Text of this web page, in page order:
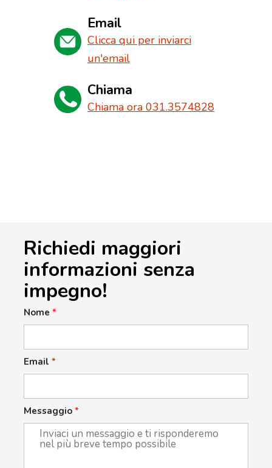
Email
Clicca qui per inviarci
un'email
Chiama
Chiama ora 031.3574828
Richiedi maggiori
informazioni senza
impegno!
Nome *
Email *
Messaggio *